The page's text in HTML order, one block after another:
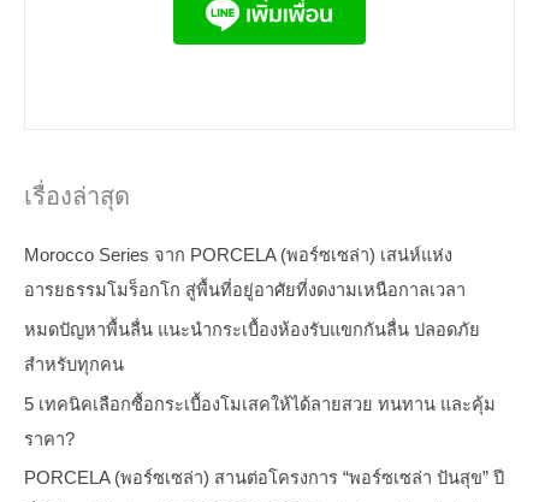
เรื่องล่าสุด
Morocco Series จาก PORCELA (พอร์ซเซล่า) เสน่ห์แห่ง
อารยธรรมโมร็อกโก สู่พื้นที่อยู่อาศัยที่งดงามเหนือกาลเวลา
หมดปัญหาพื้นลื่น แนะนำกระเบื้องห้องรับแขกกันลื่น ปลอดภัย
สำหรับทุกคน
5 เทคนิคเลือกซื้อกระเบื้องโมเสคให้ได้ลายสวย ทนทาน และคุ้ม
ราคา?
PORCELA (พอร์ซเซล่า) สานต่อโครงการ “พอร์ซเซล่า ปันสุข” ปี